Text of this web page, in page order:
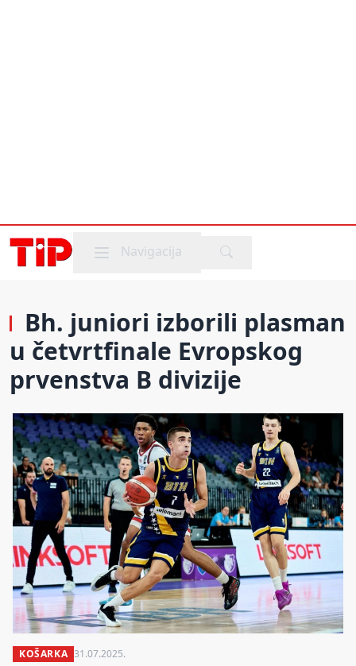
Mobile menu
Navigacija
Bh. juniori izborili plasman
u četvrtfinale Evropskog
prvenstva B divizije
KOŠARKA 31.07.2025.